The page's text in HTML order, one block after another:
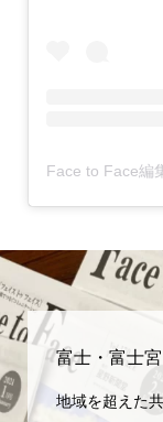
富士・富士
地域を超えた